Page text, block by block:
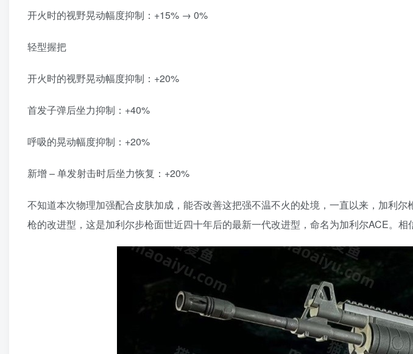
开火时的视野晃动幅度抑制：+15% → 0%
轻型握把
开火时的视野晃动幅度抑制：+20%
首发子弹后坐力抑制：+40%
呼吸的晃动幅度抑制：+20%
新增 – 单发射击时后坐力恢复：+20%
不知道本次物理加强配合皮肤加成，能否改善这把强不温不火的处境，一直以来，加利
枪的改进型，这是加利尔步枪面世近四十年后的最新一代改进型，命名为加利尔ACE。